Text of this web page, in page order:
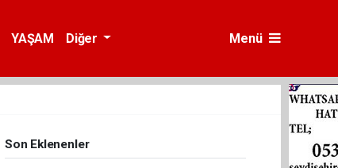
YAŞAM Diğer Menü
Son Eklenenler